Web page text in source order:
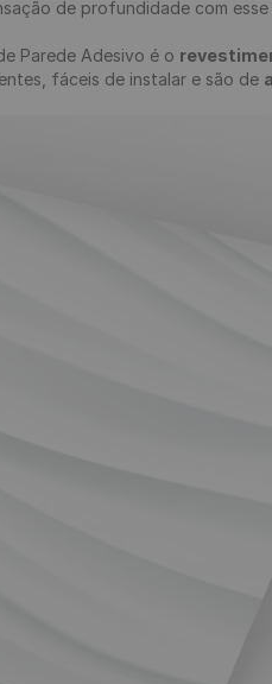
de Parede Adesivo é o
fáceis de instalar e são de